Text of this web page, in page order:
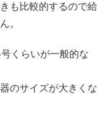
も比較的するので給
。
くらいが一般的な
のサイズが大きくな